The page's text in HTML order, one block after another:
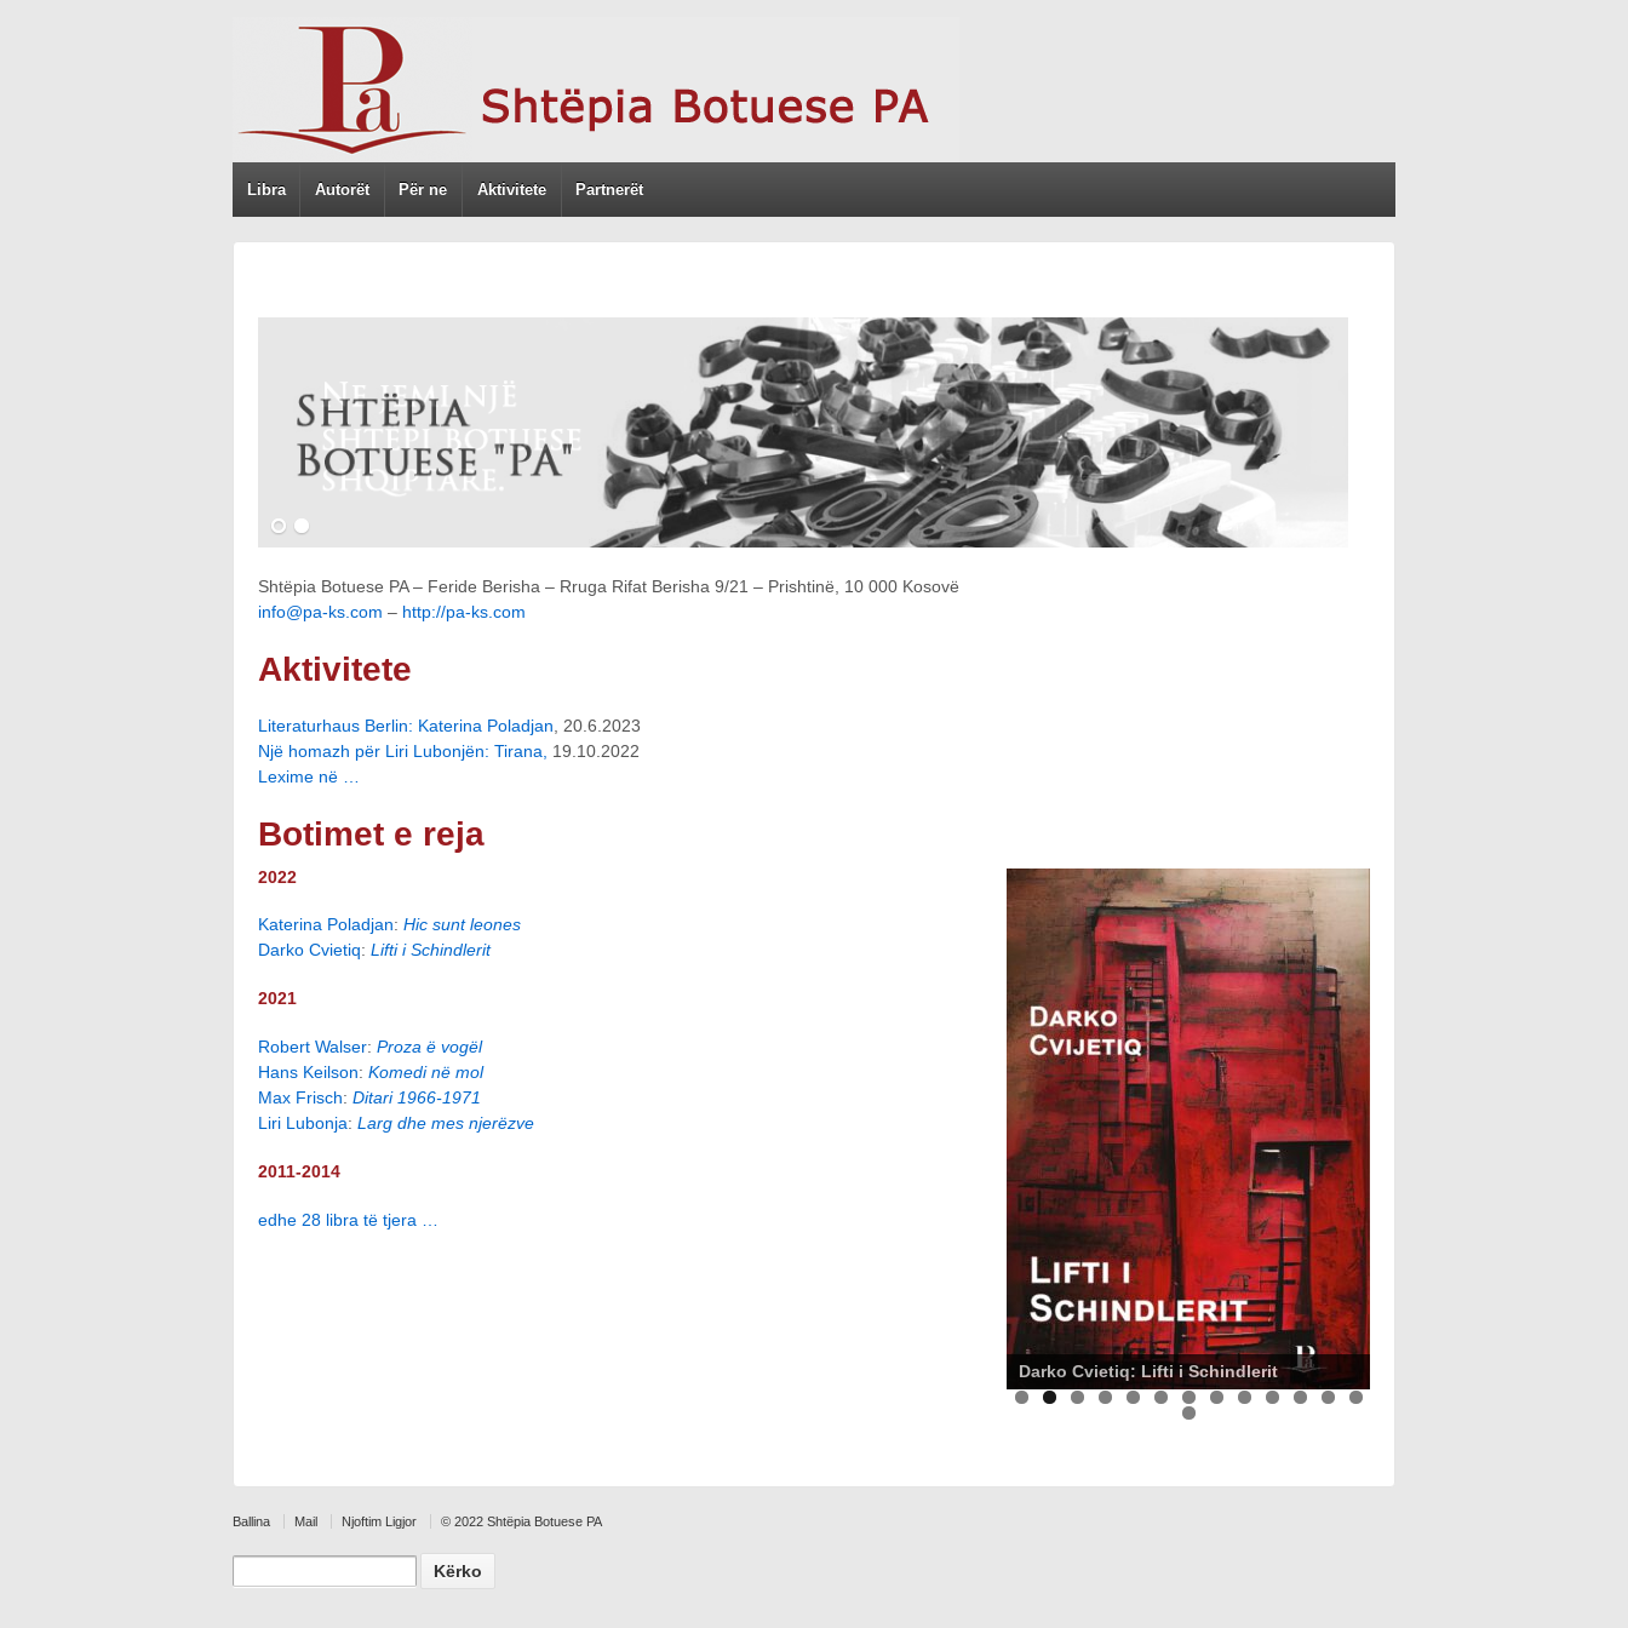
Libra Autorët Për ne Aktivitete Partnerët
Shtëpia Botuese PA – Feride Berisha – Rruga Rifat Berisha 9/21 – Prishtinë, 10 000 Kosovë
info@pa-ks.com – http://pa-ks.com
Aktivitete
Literaturhaus Berlin: Katerina Poladjan, 20.6.2023
Një homazh për Liri Lubonjën: Tirana, 19.10.2022
Lexime në …
Botimet e reja
Darko Cvietiq: Lifti i Schindlerit
2022
Katerina Poladjan: Hic sunt leones
Darko Cvietiq: Lifti i Schindlerit
2021
Robert Walser: Proza ë vogël
Hans Keilson: Komedi në mol
Max Frisch: Ditari 1966-1971
Liri Lubonja: Larg dhe mes njerëzve
2011-2014
edhe 28 libra të tjera …
Ballina Mail Njoftim Ligjor © 2022 Shtëpia Botuese PA
Search